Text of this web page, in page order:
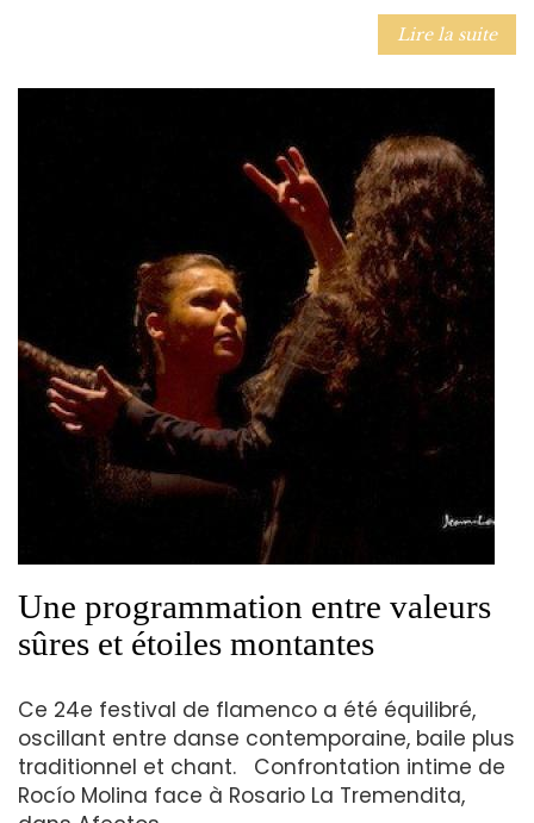
Lire la suite
Une programmation entre valeurs
sûres et étoiles montantes
Ce 24e festival de flamenco a été équilibré,
oscillant entre danse contemporaine, baile plus
traditionnel et chant. Confrontation intime de
Rocío Molina face à Rosario La Tremendita,